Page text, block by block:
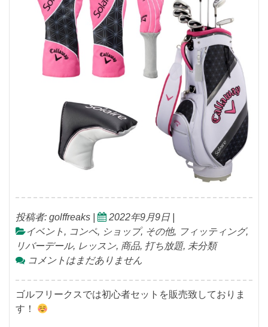
投稿者: golffreaks 2022年9月9日
イベント , コンペ, ショップ, その他, フィッティング,
リバーデール, レッスン, 商品, 打ち放題, 未分類
コメントはまだありません
ゴルフリークスでは初心者セットを販売致しておりま
す！